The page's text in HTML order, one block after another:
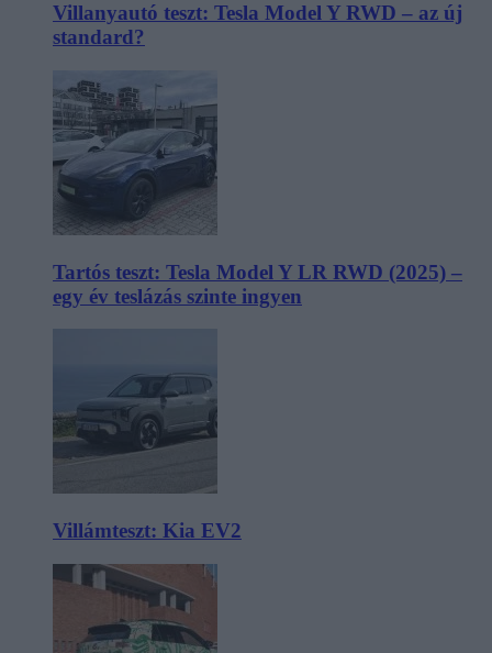
Villanyautó teszt: Tesla Model Y RWD – az új
standard?
Tartós teszt: Tesla Model Y LR RWD (2025) –
egy év teslázás szinte ingyen
Villámteszt: Kia EV2